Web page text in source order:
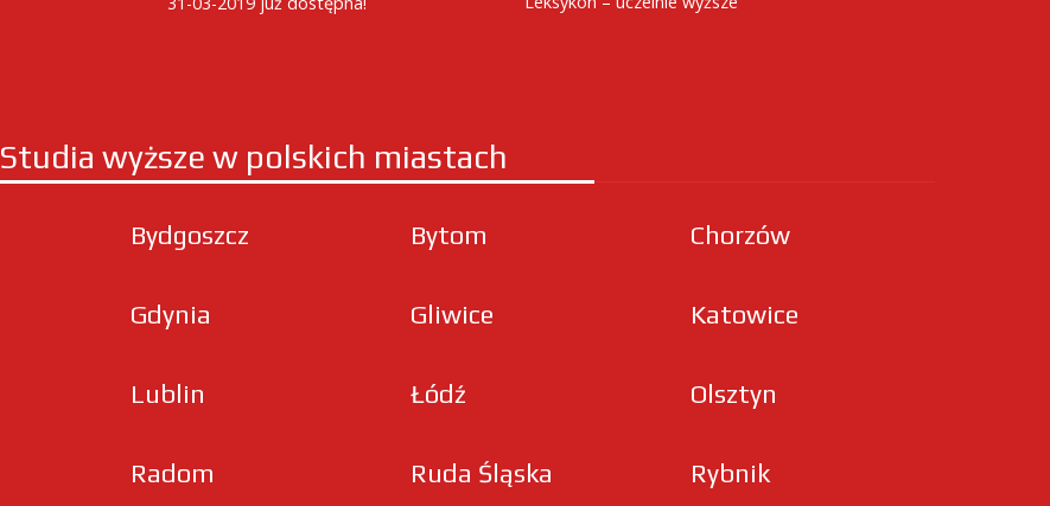
Studia wyższe w polskich miastach
Bydgoszcz Bytom Chorzów
Gdynia Gliwice Katowice
Lublin Łódź Olsztyn
Radom Ruda Śląska Rybnik